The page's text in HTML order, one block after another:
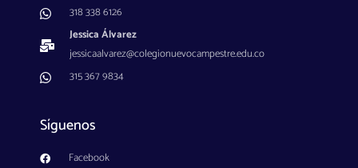
318 338 6126
Jessica Álvarez
jessicaalvarez@colegionuevocampestre.edu.co
315 367 9834
Síguenos
Facebook